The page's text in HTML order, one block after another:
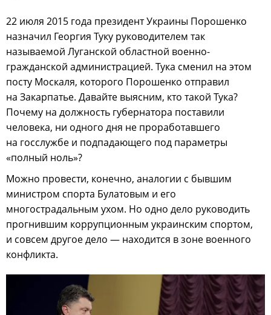
22 июля 2015 года президент Украины Порошенко
назначил Георгия Туку руководителем так
называемой Луганской областной военно-
гражданской администрацией. Тука сменил на этом
посту Москаля, которого Порошенко отправил
на Закарпатье. Давайте выясним, кто такой Тука?
Почему на должность губернатора поставили
человека, ни одного дня не проработавшего
на госслужбе и подпадающего под параметры
«полный ноль»?
Можно провести, конечно, аналогии с бывшим
министром спорта Булатовым и его
многострадальным ухом. Но одно дело руководить
прогнившим коррупционным украинским спортом,
и совсем другое дело — находится в зоне военного
конфликта.